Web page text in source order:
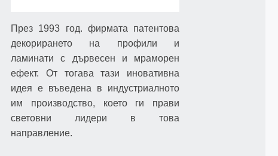
През 1993 год. фирмата патентова
декорирането на профили и
ламинати с дървесен и мраморен
ефект. От тогава тази иновативна
идея е въведена в индустриалното
им производство, което ги прави
световни лидери в това
направление.